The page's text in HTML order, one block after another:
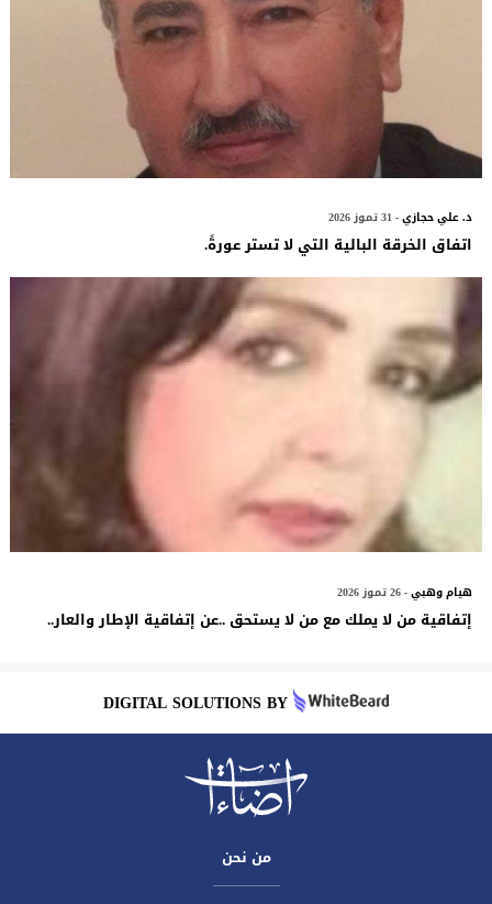
د. علي حجازي- 31 تموز 2026
اتفاق الخرقة البالية التي لا تستر عورةً.
هيام وهبي- 26 تموز 2026
إتفاقية من لا يملك مع من لا يستحق ..عن إتفاقية الإطار والعار..
DIGITAL SOLUTIONS BY
من نحن